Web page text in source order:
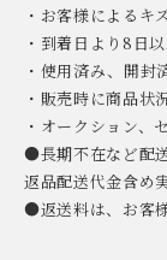
・お客様によるキ
・到着日より8日
・使用済み、開封
・販売時に商品状
・オークション
●長期不在など配
返品配送代金含め
●返送料は、お客